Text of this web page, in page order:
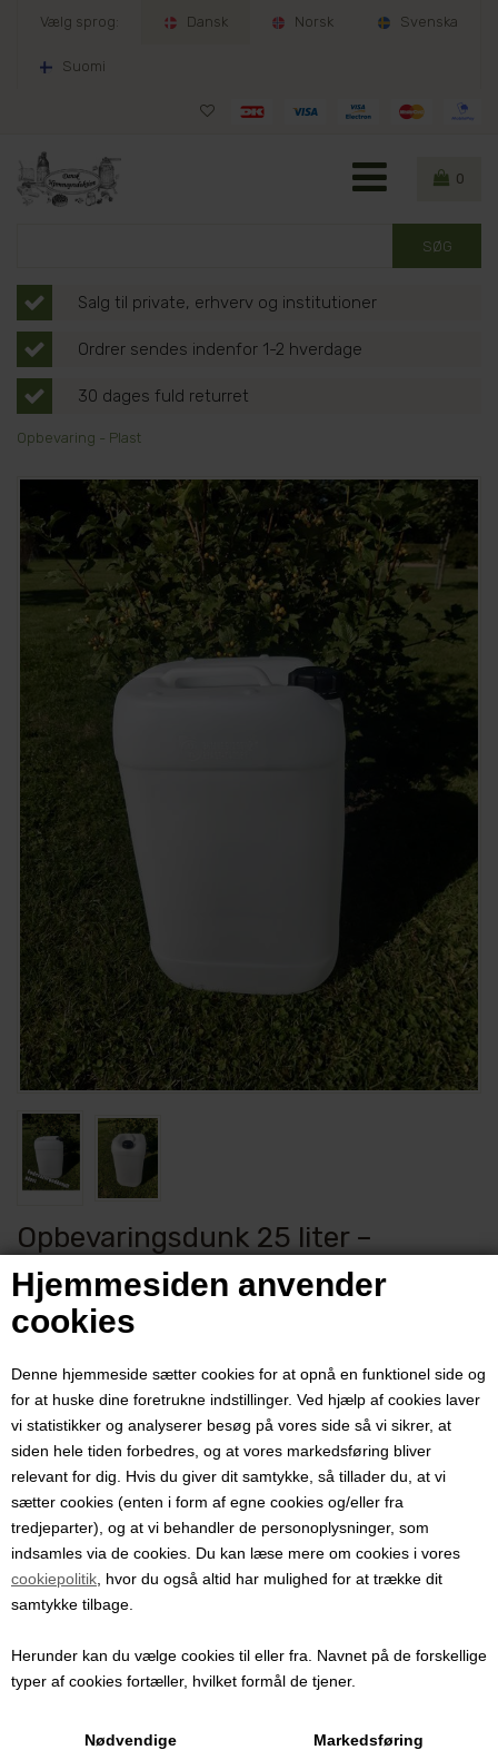
Hjemmesiden anvender
cookies
Denne hjemmeside sætter cookies for at opnå en funktionel side og
for at huske dine foretrukne indstillinger. Ved hjælp af cookies laver
vi statistikker og analyserer besøg på vores side så vi sikrer, at
siden hele tiden forbedres, og at vores markedsføring bliver
relevant for dig. Hvis du giver dit samtykke, så tillader du, at vi
sætter cookies (enten i form af egne cookies og/eller fra
tredjeparter), og at vi behandler de personoplysninger, som
indsamles via de cookies. Du kan læse mere om cookies i vores
cookiepolitik , hvor du også altid har mulighed for at trække dit
samtykke tilbage.
Herunder kan du vælge cookies til eller fra. Navnet på de forskellige
typer af cookies fortæller, hvilket formål de tjener.
Nødvendige Markedsføring
Vælg sprog: Dansk Norsk Svenska
Suomi
0
Salg til private, erhverv og institutioner
Ordrer sendes indenfor 1-2 hverdage
30 dages fuld returret
Opbevaring - Plast
Opbevaringsdunk 25 liter –
stabelbar vanddunk i kraftig,
fødevaregodkendt HDPE med låg
Robust vanddunk med låg – perfekt til opbevaring, gæring og
tapning af vin og saft.
132,00DKK
Robust opbevaringsdunk til most, vin og andre væsker
kraftig, fødevaregodkendt HDPE (High Density Polyethylene) og
egner sig perfekt til opbevaring, transport og gæring af most, vin og